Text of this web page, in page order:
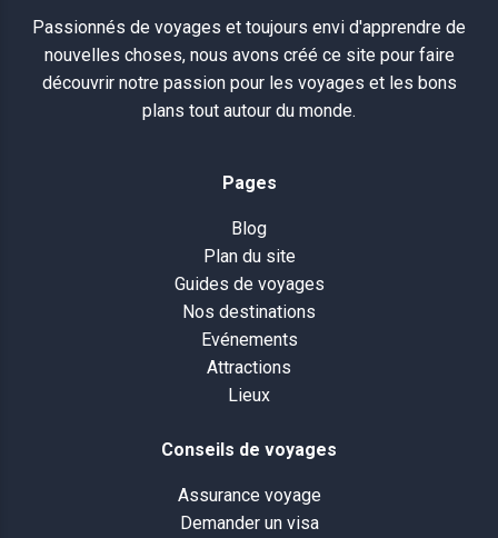
Passionnés de voyages et toujours envi d'apprendre de
nouvelles choses, nous avons créé ce site pour faire
découvrir notre passion pour les voyages et les bons
plans tout autour du monde.
Pages
Blog
Plan du site
Guides de voyages
Nos destinations
Evénements
Attractions
Lieux
Conseils de voyages
Assurance voyage
Demander un visa